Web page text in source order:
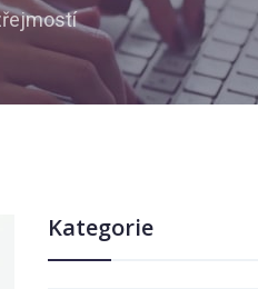
Kategorie